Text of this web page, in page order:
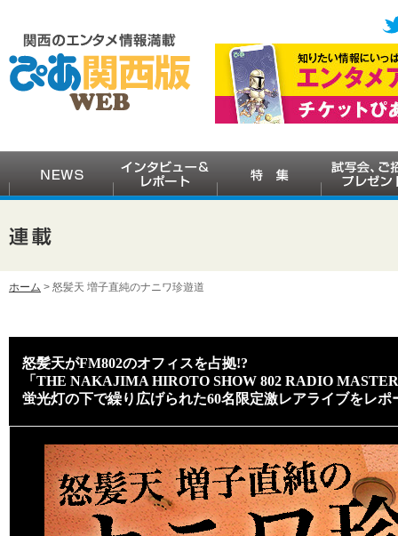
ホーム > 怒髪天 増子直純のナニワ珍遊道
怒髪天がFM802のオフィスを占拠!?
「THE NAKAJIMA HIROTO SHOW 802 RADIO
蛍光灯の下で繰り広げられた60名限定激レアライブをレポ